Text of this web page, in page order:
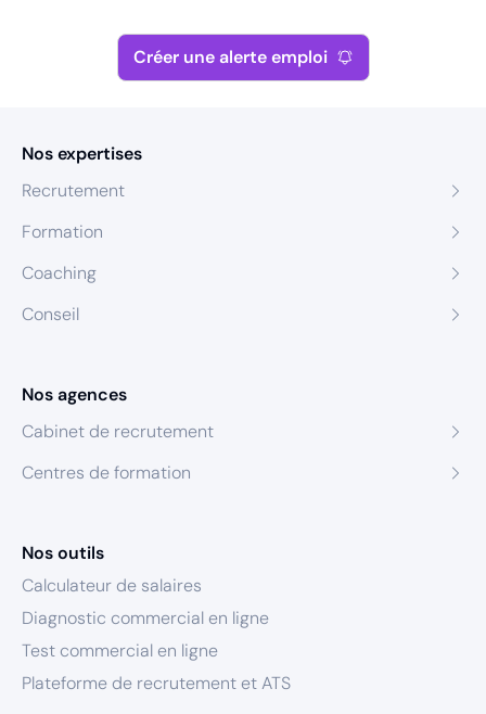
Créer une alerte emploi
Nos expertises
Recrutement
Formation
Coaching
Conseil
Nos agences
Cabinet de recrutement
Centres de formation
Nos outils
Calculateur de salaires
Diagnostic commercial en ligne
Test commercial en ligne
Plateforme de recrutement et ATS